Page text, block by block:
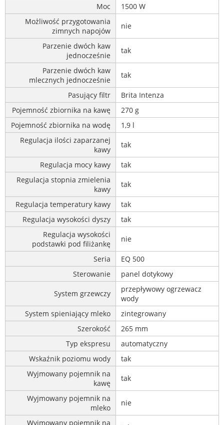
Moc
1500 W
Możliwość przygotowania
zimnych napojów
nie
Parzenie dwóch kaw
jednocześnie
tak
Parzenie dwóch kaw
mlecznych jednocześnie
tak
Pasujący filtr
Brita Intenza
Pojemność zbiornika na kawę
270 g
Pojemność zbiornika na wodę
1,9 l
Regulacja ilości zaparzanej
kawy
tak
Regulacja mocy kawy
tak
Regulacja stopnia zmielenia
kawy
tak
Regulacja temperatury kawy
tak
Regulacja wysokości dyszy
tak
Regulacja wysokości
podstawki pod filiżankę
nie
Seria
EQ 500
Sterowanie
panel dotykowy
System grzewczy
przepływowy ogrzewacz
wody
System spieniający mleko
zintegrowany
Szerokość
265 mm
Typ ekspresu
automatyczny
Wskaźnik poziomu wody
tak
Wyjmowany pojemnik na
kawę
tak
Wyjmowany pojemnik na
mleko
nie
Wyjmowany pojemnik na